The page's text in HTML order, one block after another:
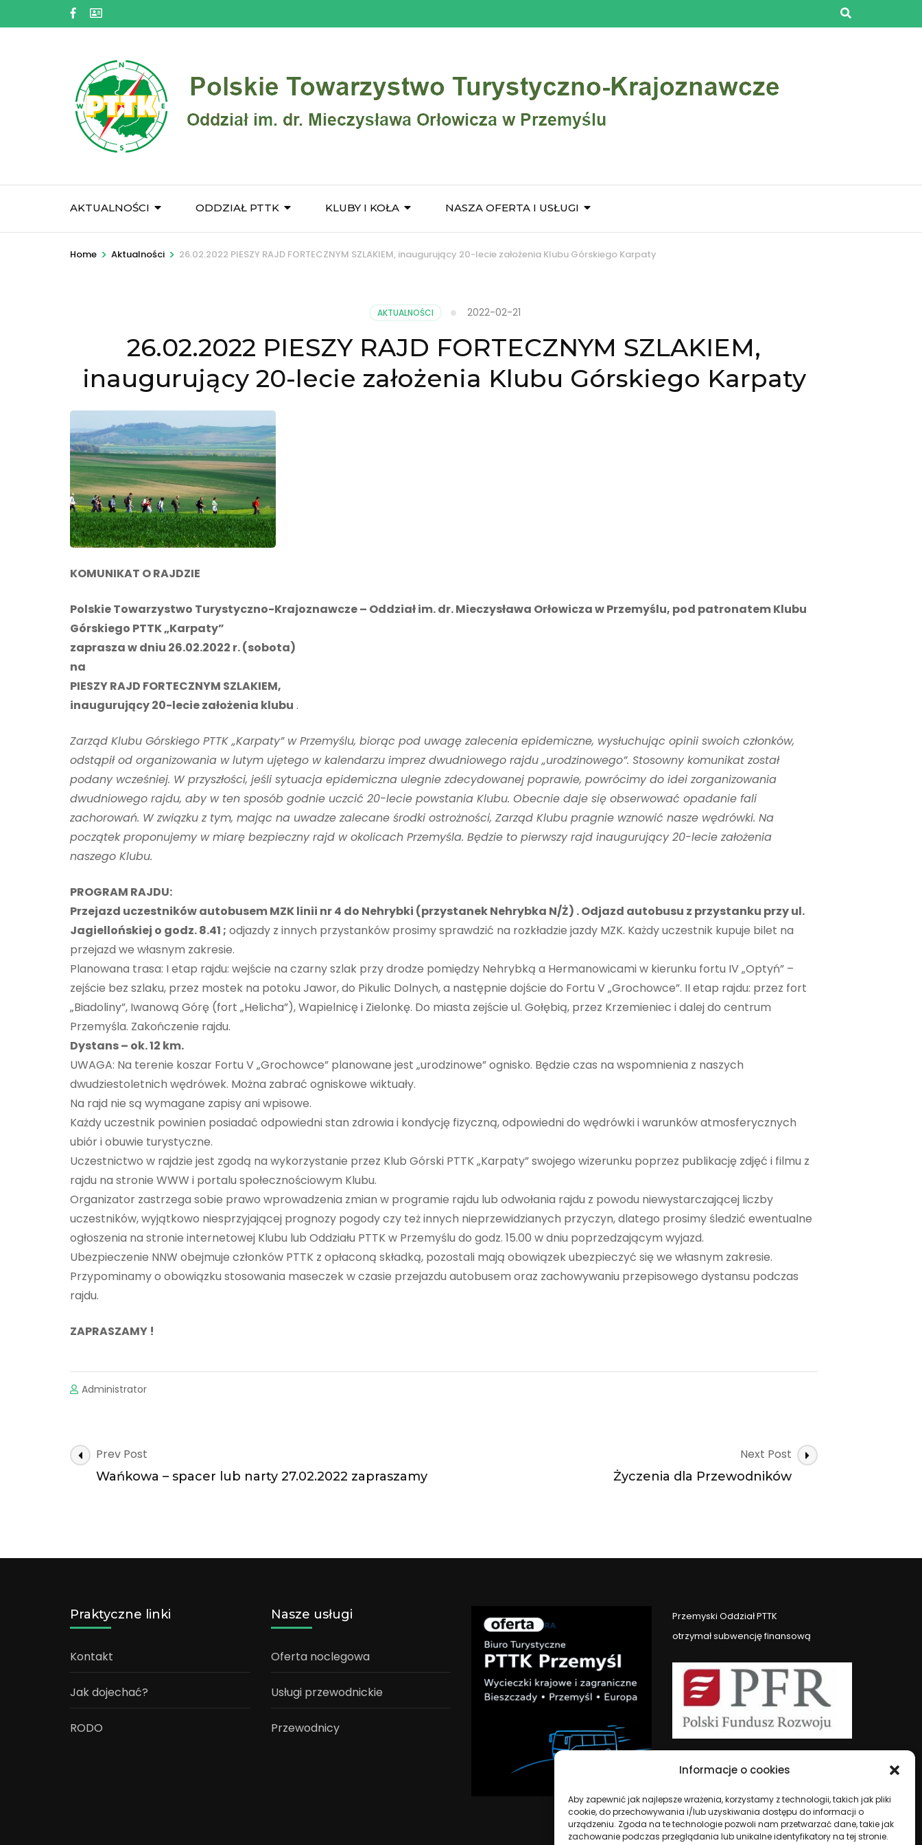
Informacje o cookies
Aby zapewnić jak najlepsze wrażenia, korzystamy z technologii, takich jak pliki
cookie, do przechowywania i/lub uzyskiwania dostępu do informacji o
urządzeniu. Zgoda na te technologie pozwoli nam przetwarzać dane, takie jak
zachowanie podczas przeglądania lub unikalne identyfikatory na tej stronie.
to
AKTUALNOŚCI ODDZIAŁ PTTK KLUBY I KOŁA NASZA OFERTA I USŁUGI
Home > Aktualności > 26.02.2022 PIESZY RAJD FORTECZNYM SZLAKIEM, inaugurujący 20-lecie założenia Klubu Górskiego Karpaty
AKTUALNOŚCI 2022-02-21
26.02.2022 PIESZY RAJD FORTECZNYM SZLAKIEM,
inaugurujący 20-lecie założenia Klubu Górskiego Karpaty
KOMUNIKAT O RAJDZIE
Polskie Towarzystwo Turystyczno-Krajoznawcze – Oddział im. dr. Mieczysława Orłowicza w Przemyślu, pod patronatem Klubu
Górskiego PTTK „Karpaty”
zaprasza w dniu 26.02.2022 r. (sobota)
na
PIESZY RAJD FORTECZNYM SZLAKIEM,
inaugurujący 20-lecie założenia klubu .
Zarząd Klubu Górskiego PTTK „Karpaty” w Przemyślu, biorąc pod uwagę zalecenia epidemiczne, wysłuchując opinii swoich członków,
odstąpił od organizowania w lutym ujętego w kalendarzu imprez dwudniowego rajdu „urodzinowego”. Stosowny komunikat został
podany wcześniej. W przyszłości, jeśli sytuacja epidemiczna ulegnie zdecydowanej poprawie, powrócimy do idei zorganizowania
dwudniowego rajdu, aby w ten sposób godnie uczcić 20-lecie powstania Klubu. Obecnie daje się obserwować opadanie fali
zachorowań. W związku z tym, mając na uwadze zalecane środki ostrożności, Zarząd Klubu pragnie wznowić nasze wędrówki. Na
początek proponujemy w miarę bezpieczny rajd w okolicach Przemyśla. Będzie to pierwszy rajd inaugurujący 20-lecie założenia
naszego Klubu.
PROGRAM RAJDU:
Przejazd uczestników autobusem MZK linii nr 4 do Nehrybki (przystanek Nehrybka N/Ż) . Odjazd autobusu z przystanku przy ul.
Jagiellońskiej o godz. 8.41 ; odjazdy z innych przystanków prosimy sprawdzić na rozkładzie jazdy MZK. Każdy uczestnik kupuje bilet na
przejazd we własnym zakresie.
Planowana trasa: I etap rajdu: wejście na czarny szlak przy drodze pomiędzy Nehrybką a Hermanowicami w kierunku fortu IV „Optyń” –
zejście bez szlaku, przez mostek na potoku Jawor, do Pikulic Dolnych, a następnie dojście do Fortu V „Grochowce”. II etap rajdu: przez fort
„Biadoliny”, Iwanową Górę (fort „Helicha”), Wapielnicę i Zielonkę. Do miasta zejście ul. Gołębią, przez Krzemieniec i dalej do centrum
Przemyśla. Zakończenie rajdu.
Dystans – ok. 12 km.
UWAGA: Na terenie koszar Fortu V „Grochowce” planowane jest „urodzinowe” ognisko. Będzie czas na wspomnienia z naszych
dwudziestoletnich wędrówek. Można zabrać ogniskowe wiktuały.
Na rajd nie są wymagane zapisy ani wpisowe.
Każdy uczestnik powinien posiadać odpowiedni stan zdrowia i kondycję fizyczną, odpowiedni do wędrówki i warunków atmosferycznych
ubiór i obuwie turystyczne.
Uczestnictwo w rajdzie jest zgodą na wykorzystanie przez Klub Górski PTTK „Karpaty” swojego wizerunku poprzez publikację zdjęć i filmu z
rajdu na stronie WWW i portalu społecznościowym Klubu.
Organizator zastrzega sobie prawo wprowadzenia zmian w programie rajdu lub odwołania rajdu z powodu niewystarczającej liczby
uczestników, wyjątkowo niesprzyjającej prognozy pogody czy też innych nieprzewidzianych przyczyn, dlatego prosimy śledzić ewentualne
ogłoszenia na stronie internetowej Klubu lub Oddziału PTTK w Przemyślu do godz. 15.00 w dniu poprzedzającym wyjazd.
Ubezpieczenie NNW obejmuje członków PTTK z opłaconą składką, pozostali mają obowiązek ubezpieczyć się we własnym zakresie.
Przypominamy o obowiązku stosowania maseczek w czasie przejazdu autobusem oraz zachowywaniu przepisowego dystansu podczas
rajdu.
ZAPRASZAMY !
Administrator
Post
Navigation
Prev Post
Wańkowa – spacer lub narty 27.02.2022 zapraszamy
Next Post
Życzenia dla Przewodników
Praktyczne linki
Kontakt
Jak dojechać?
RODO
Nasze usługi
Oferta noclegowa
Usługi przewodnickie
Przewodnicy
Przemyski Oddział PTTK
otrzymał subwencję finansową